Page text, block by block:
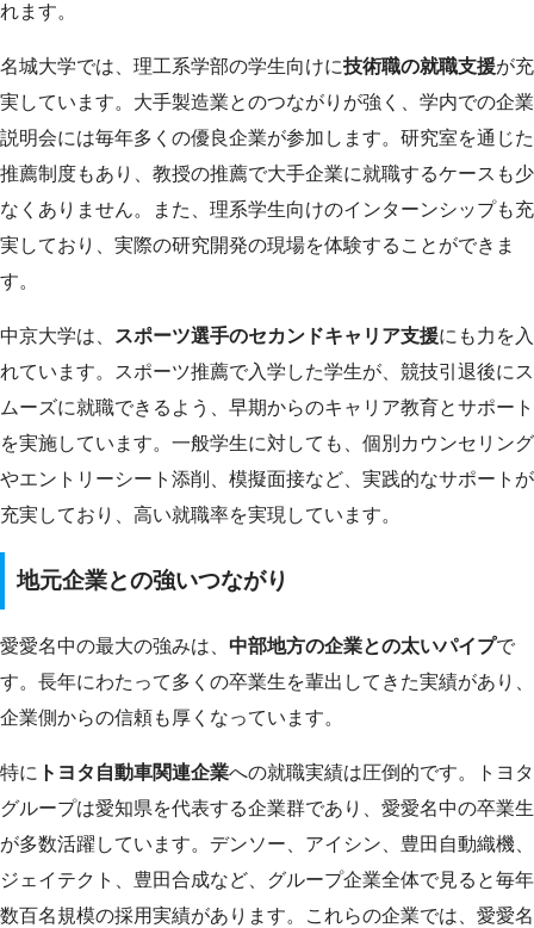
れます。
名城大学では、理工系学部の学生向けに技術職の就職支援が充
実しています。大手製造業とのつながりが強く、学内での企業
説明会には毎年多くの優良企業が参加します。研究室を通じた
推薦制度もあり、教授の推薦で大手企業に就職するケースも少
なくありません。また、理系学生向けのインターンシップも充
実しており、実際の研究開発の現場を体験することができま
す。
中京大学は、 スポーツ選手のセカンドキャリア支援にも力を入
れています。スポーツ推薦で入学した学生が、競技引退後にス
ムーズに就職できるよう、早期からのキャリア教育とサポート
を実施しています。一般学生に対しても、個別カウンセリング
やエントリーシート添削、模擬面接など、実践的なサポートが
充実しており、高い就職率を実現しています。
地元企業との強いつながり
愛愛名中の最大の強みは、 中部地方の企業との太いパイプで
す。長年にわたって多くの卒業生を輩出してきた実績があり、
企業側からの信頼も厚くなっています。
特に トヨタ自動車関連企業への就職実績は圧倒的です。トヨタ
グループは愛知県を代表する企業群であり、愛愛名中の卒業生
が多数活躍しています。デンソー、アイシン、豊田自動織機、
ジェイテクト、豊田合成など、グループ企業全体で見ると毎年
数百名規模の採用実績があります。これらの企業では、愛愛名